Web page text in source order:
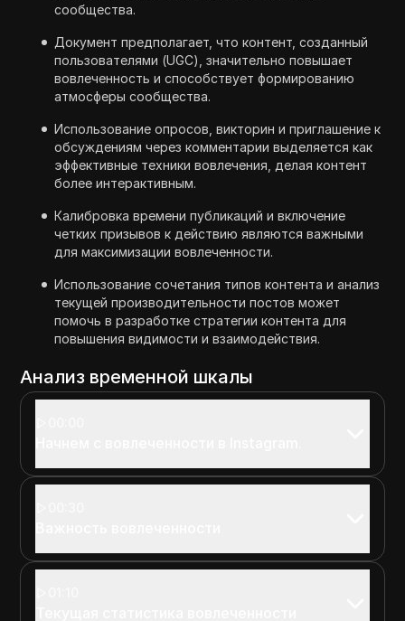
сообщества.
Документ предполагает, что контент, созданный
пользователями (UGC), значительно повышает
вовлеченность и способствует формированию
атмосферы сообщества.
Использование опросов, викторин и приглашение к
обсуждениям через комментарии выделяется как
эффективные техники вовлечения, делая контент
более интерактивным.
Калибровка времени публикаций и включение
четких призывов к действию являются важными
для максимизации вовлеченности.
Использование сочетания типов контента и анализ
текущей производительности постов может
помочь в разработке стратегии контента для
повышения видимости и взаимодействия.
Анализ временной шкалы